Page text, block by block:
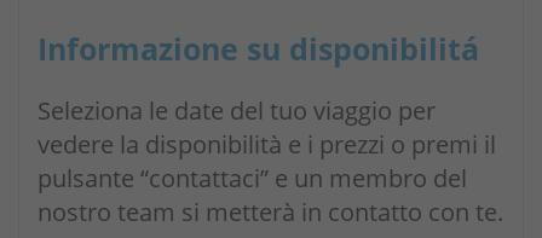
Informazione su disponibilitá
Seleziona le date del tuo viaggio per
vedere la disponibilità e i prezzi o premi il
pulsante “contattaci” e un membro del
nostro team si metterà in contatto con te.